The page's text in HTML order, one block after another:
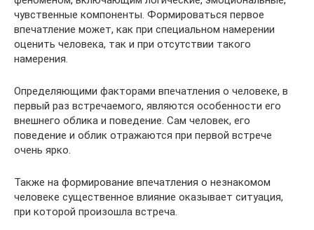
чувственные компоненты. Формироваться первое
впечатление может, как при специальном намерении
оценить человека, так и при отсутствии такого
намерения.
Определяющими факторами впечатления о человеке, в
первый раз встречаемого, являются особенности его
внешнего облика и поведение. Сам человек, его
поведение и облик отражаются при первой встрече
очень ярко.
Также на формирование впечатления о незнакомом
человеке существенное влияние оказывает ситуация,
при которой произошла встреча.